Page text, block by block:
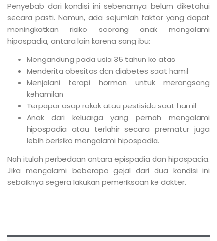
Penyebab dari kondisi ini sebenarnya belum diketahui
secara pasti. Namun, ada sejumlah faktor yang dapat
meningkatkan risiko seorang anak mengalami
hipospadia, antara lain karena sang ibu:
Mengandung pada usia 35 tahun ke atas
Menderita obesitas dan diabetes saat hamil
Menjalani terapi hormon untuk merangsang
kehamilan
Terpapar asap rokok atau pestisida saat hamil
Anak dari keluarga yang pernah mengalami
hipospadia atau terlahir secara prematur juga
lebih berisiko mengalami hipospadia.
Nah itulah perbedaan antara epispadia dan hipospadia.
Jika mengalami beberapa gejal dari dua kondisi ini
sebaiknya segera lakukan pemeriksaan ke dokter.